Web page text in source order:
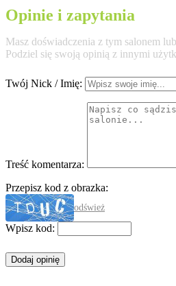
Opinie i zapytania
Masz doświadczenia z tym salonem
Podziel się swoją opinią z innymi
Twój Nick / Imię:
Treść komentarza:
Przepisz kod z obrazka:
odśwież
Wpisz kod: